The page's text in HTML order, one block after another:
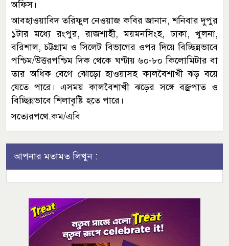
অফিস।
আবহাওয়াবিদ তরিফুল নেওয়াজ কবির জানান, শনিবার দুপুর
১টার মধ্যে রংপুর, রাজশাহী, ময়মনসিংহ, ঢাকা, খুলনা,
বরিশাল, চট্টগ্রাম ও সিলেট বিভাগের ওপর দিয়ে বিচ্ছিন্নভাবে
পশ্চিম/উত্তরপশ্চিম দিক থেকে ঘণ্টায় ৬০-৮০ কিলোমিটার বা
তার অধিক বেগে ঝোড়ো হাওয়াসহ কালবৈশাখী ঝড় বয়ে
যেতে পারে। এসময় কালবৈশাখী ঝড়ের সঙ্গে বজ্রপাত ও
বিচ্ছিন্নভাবে শিলাবৃষ্টি হতে পারে।
সত্যেরপথে.কম/এবি
আপনার মতামত লিখুন :